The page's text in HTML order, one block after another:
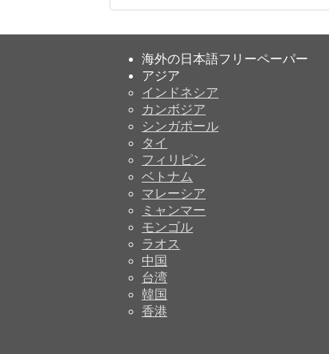
海外の日本語フリーペーパー
アジア
インドネシア
カンボジア
シンガポール
タイ
フィリピン
ベトナム
マレーシア
ミャンマー
モンゴル
ラオス
中国
台湾
韓国
香港